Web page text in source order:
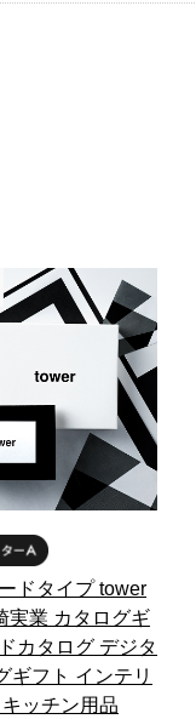
ドタイプ tower
実業 カタログギ
カタログ デジタ
ギフト インテリ
ッチン用品